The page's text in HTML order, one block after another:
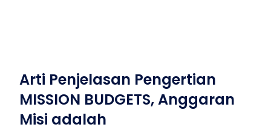
Arti Penjelasan Pengertian
MISSION BUDGETS, Anggaran
Misi adalah